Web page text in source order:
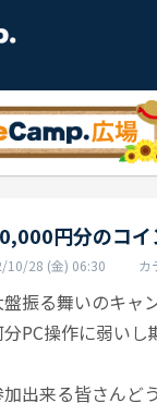
円分のコイ
10/28 (金) 06:30 カ
盤振る舞いのキャ
分PC操作に弱い
出来る皆さんど